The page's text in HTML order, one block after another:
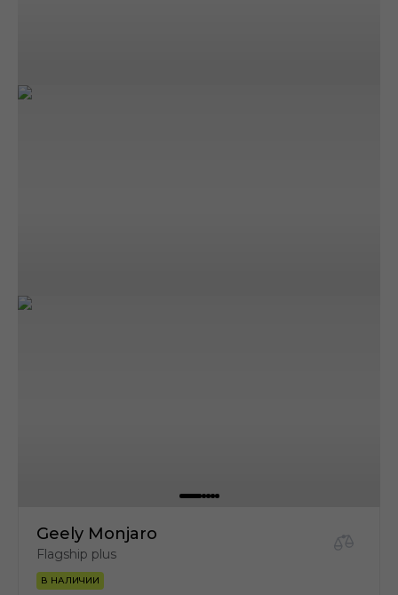
Geely Monjaro
Flagship plus
В НАЛИЧИИ